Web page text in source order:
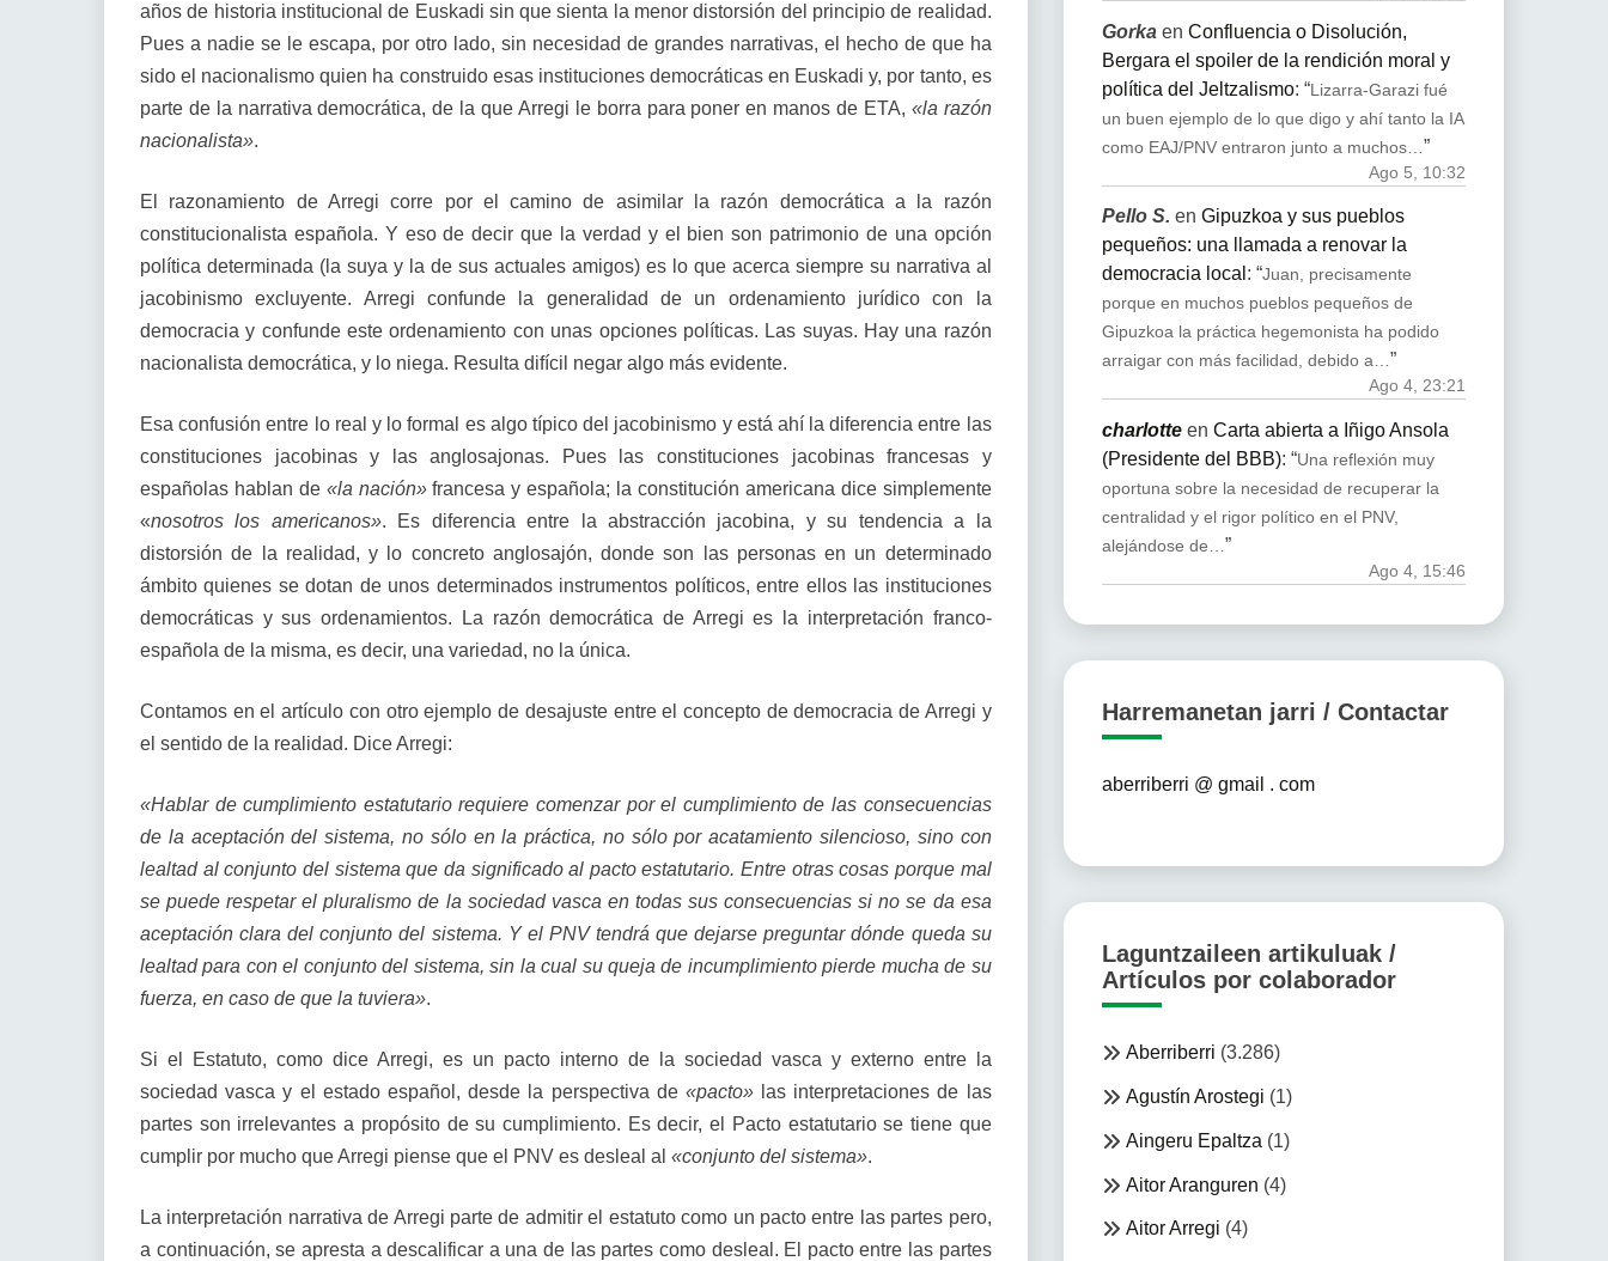
años de historia institucional de Euskadi sin que sienta la menor distorsión del principio de realidad.
Pues a nadie se le escapa, por otro lado, sin necesidad de grandes narrativas, el hecho de que ha
sido el nacionalismo quien ha construido esas instituciones democráticas en Euskadi y, por tanto, es
parte de la narrativa democrática, de la que Arregi le borra para poner en manos de ETA, «la razón
nacionalista».
El razonamiento de Arregi corre por el camino de asimilar la razón democrática a la razón
constitucionalista española. Y eso de decir que la verdad y el bien son patrimonio de una opción
política determinada (la suya y la de sus actuales amigos) es lo que acerca siempre su narrativa al
jacobinismo excluyente. Arregi confunde la generalidad de un ordenamiento jurídico con la
democracia y confunde este ordenamiento con unas opciones políticas. Las suyas. Hay una razón
nacionalista democrática, y lo niega. Resulta difícil negar algo más evidente.
Esa confusión entre lo real y lo formal es algo típico del jacobinismo y está ahí la diferencia entre las
constituciones jacobinas y las anglosajonas. Pues las constituciones jacobinas francesas y
españolas hablan de «la nación»francesa y española; la constitución americana dice simplemente
«nosotros los americanos». Es diferencia entre la abstracción jacobina, y su tendencia a la
distorsión de la realidad, y lo concreto anglosajón, donde son las personas en un determinado
ámbito quienes se dotan de unos determinados instrumentos políticos, entre ellos las instituciones
democráticas y sus ordenamientos. La razón democrática de Arregi es la interpretación franco-
española de la misma, es decir, una variedad, no la única.
Contamos en el artículo con otro ejemplo de desajuste entre el concepto de democracia de Arregi y
el sentido de la realidad. Dice Arregi:
«Hablar de cumplimiento estatutario requiere comenzar por el cumplimiento de las consecuencias
de la aceptación del sistema, no sólo en la práctica, no sólo por acatamiento silencioso, sino con
lealtad al conjunto del sistema que da significado al pacto estatutario. Entre otras cosas porque mal
se puede respetar el pluralismo de la sociedad vasca en todas sus consecuencias si no se da esa
aceptación clara del conjunto del sistema. Y el PNV tendrá que dejarse preguntar dónde queda su
lealtad para con el conjunto del sistema, sin la cual su queja de incumplimiento pierde mucha de su
fuerza, en caso de que la tuviera».
Si el Estatuto, como dice Arregi, es un pacto interno de la sociedad vasca y externo entre la
sociedad vasca y el estado español, desde la perspectiva de «pacto»las interpretaciones de las
partes son irrelevantes a propósito de su cumplimiento. Es decir, el Pacto estatutario se tiene que
cumplir por mucho que Arregi piense que el PNV es desleal al «conjunto del sistema».
La interpretación narrativa de Arregi parte de admitir el estatuto como un pacto entre las partes pero,
a continuación, se apresta a descalificar a una de las partes como desleal. El pacto entre las partes
Gorkaen Confluencia o Disolución,
Bergara el spoiler de la rendición moral y
política del Jeltzalismo: “Lizarra-Garazi fué
un buen ejemplo de lo que digo y ahí tanto la IA
como EAJ/PNV entraron junto a muchos… ”
Ago 5, 10:32
Pello S. en Gipuzkoa y sus pueblos
pequeños: una llamada a renovar la
democracia local : “Juan, precisamente
porque en muchos pueblos pequeños de
Gipuzkoa la práctica hegemonista ha podido
arraigar con más facilidad, debido a…”
Ago 4, 23:21
charlotteen Carta abierta a Iñigo Ansola
(Presidente del BBB): “Una reflexión muy
oportuna sobre la necesidad de recuperar la
centralidad y el rigor político en el PNV,
alejándose de…”
Ago 4, 15:46
Harremanetan jarri / Contactar
aberriberri @ gmail . com
Laguntzaileen artikuluak /
Artículos por colaborador
Aberriberri (3.286)
Agustín Arostegi (1)
Aingeru Epaltza (1)
Aitor Aranguren (4)
Aitor Arregi (4)